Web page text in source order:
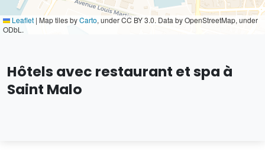
Leaflet | Map tiles byCarto, under CC BY 3.0. Data by OpenStreetMap, under
ODbL.
Hôtels avec restaurant et spa à
Saint Malo